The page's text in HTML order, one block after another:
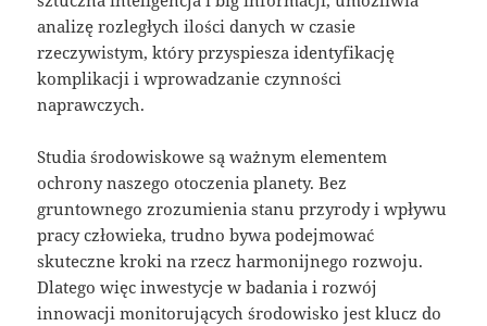
analizę rozległych ilości danych w czasie
rzeczywistym, który przyspiesza identyfikację
komplikacji i wprowadzanie czynności
naprawczych.
Studia środowiskowe są ważnym elementem
ochrony naszego otoczenia planety. Bez
gruntownego zrozumienia stanu przyrody i wpływu
pracy człowieka, trudno bywa podejmować
skuteczne kroki na rzecz harmonijnego rozwoju.
Dlatego więc inwestycje w badania i rozwój
innowacji monitorujących środowisko jest klucz do